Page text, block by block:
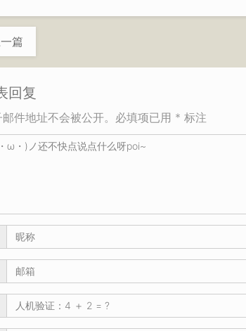
篇
回复
邮件地址不会被公开。必填项已用 * 标注